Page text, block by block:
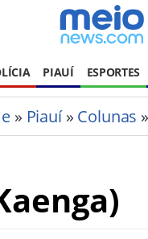
PIAUÍ ESPORTES
» Piauí» Colunas